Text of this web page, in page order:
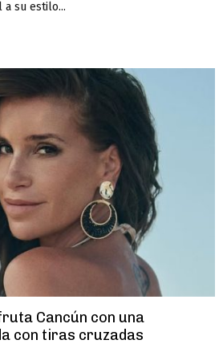
a su estilo...
Cancún con una
con tiras cruzadas